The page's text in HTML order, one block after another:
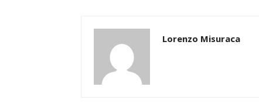
Lorenzo Misuraca